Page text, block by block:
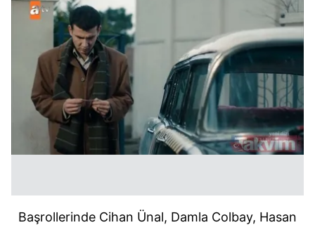
Başrollerinde Cihan Ünal, Damla Colbay, Hasan